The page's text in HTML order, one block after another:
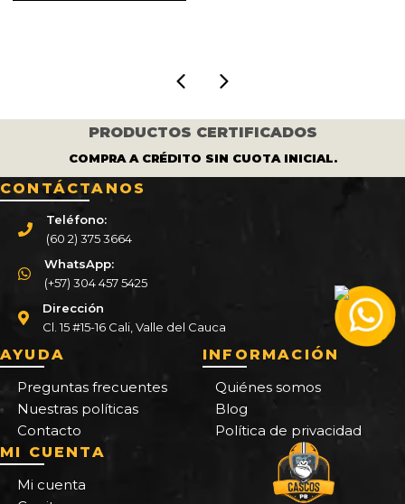
PRODUCTOS CERTIFICADOS
COMPRA A CRÉDITO SIN CUOTA INICIAL.
CONTÁCTANOS
Teléfono:
(60 2) 375 3664
WhatsApp:
(+57) 304 457 5425
Dirección
Cl. 15 #15-16 Cali, Valle del Cauca
AYUDA
Preguntas frecuentes
Nuestras políticas
Contacto
INFORMACIÓN
Quiénes somos
Blog
Política de privacidad
MI CUENTA
Mi cuenta